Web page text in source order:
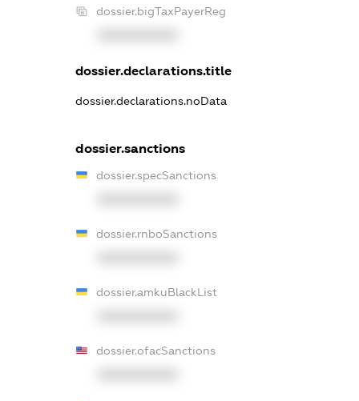
dossier.bigTaxPayerReg
dossier.declarations.title
dossier.declarations.noData
dossier.sanctions
dossier.specSanctions
dossier.rnboSanctions
dossier.amkuBlackList
dossier.ofacSanctions